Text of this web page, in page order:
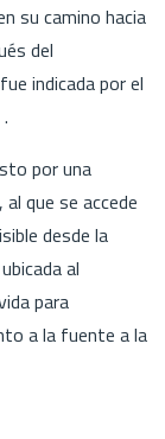
su camino hacia
del
indicada por el
por una
que se accede
desde la
al
para
a la fuente a la